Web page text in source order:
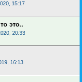
15:17
это..
20:33
16:13